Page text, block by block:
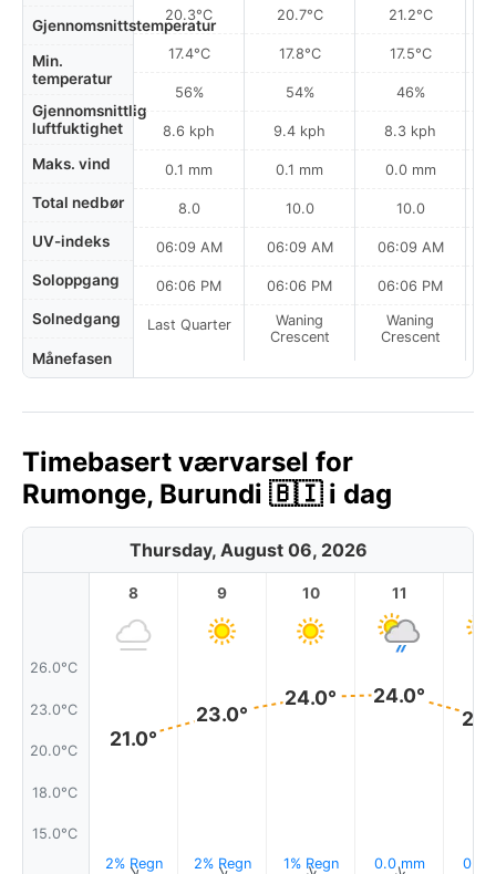
Gjennomsnittstemperatur
Min.
temperatur
Gjennomsnittlig
luftfuktighet
Maks. vind
Total nedbør
UV-indeks
Soloppgang
Solnedgang
Månefasen
20.3°C
17.4°C
56%
8.6 kph
0.1 mm
8.0
06:09 AM
06:06 PM
Last Quarter
20.7°C
17.8°C
54%
9.4 kph
0.1 mm
10.0
06:09 AM
06:06 PM
Waning
Crescent
21.2°C
17.5°C
46%
8.3 kph
0.0 mm
10.0
06:09 AM
06:06 PM
Waning
Crescent
Timebasert værvarsel for
Rumonge, Burundi 🇧🇮 i dag
Thursday, August 06, 2026
26.0°C
23.0°C
20.0°C
18.0°C
15.0°C
8
21.0°
2% Regn
9
23.0°
2% Regn
10
24.0°
1% Regn
11
24.0°
0.0 mm 0.0